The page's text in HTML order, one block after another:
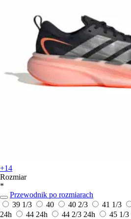
+14
Rozmiar
*
Przewodnik po rozmiarach
39 1/3
40 40 2/3 41 1/3
24h
44 24h 44 2/3 24h 45 1/3